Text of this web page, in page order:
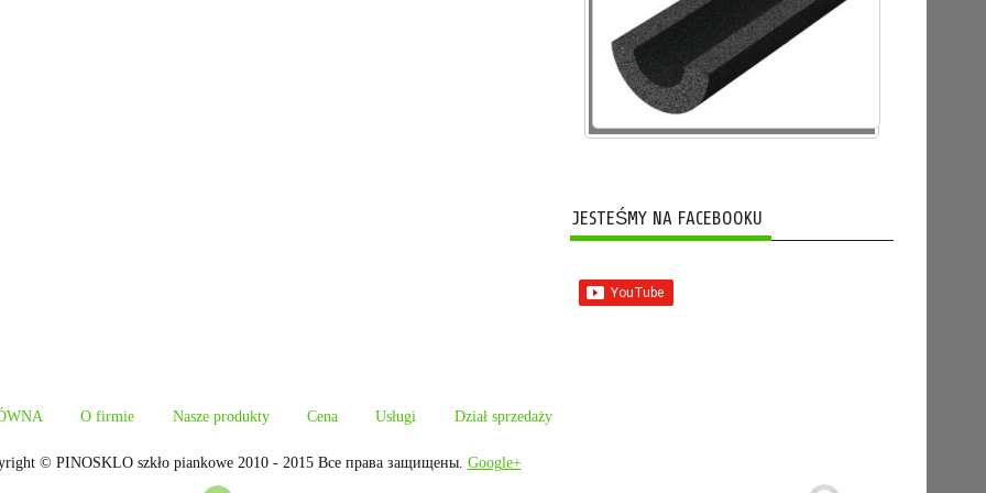
JESTEŚMY NA FACEBOOKU
O firmie Nasze produkty Cena Usługi Dział sprzedaży
© PINOSKLO szkło piankowe 2010 - 2015 Все права защищены. Google+